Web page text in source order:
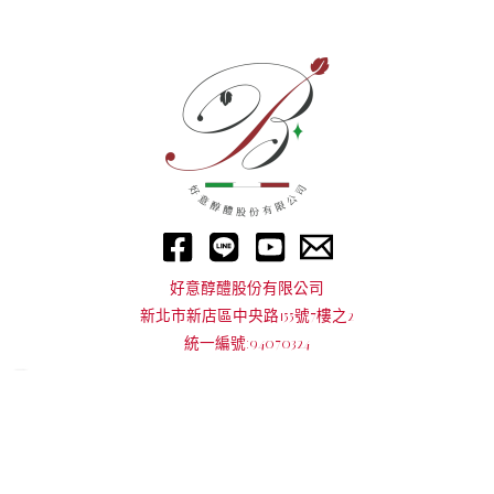
好意醇醴股份有限公司
新北市新店區中央路155號7樓之2
統一編號:94070324